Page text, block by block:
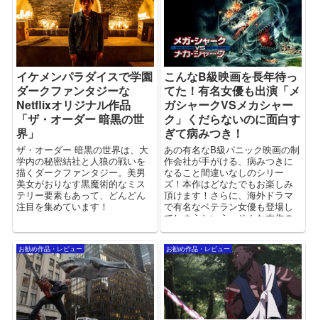
イケメンパラダイスで学園
ダークファンタジーな
Netflixオリジナル作品
「ザ・オーダー 暗黒の世
界」
ザ・オーダー 暗黒の世界は、大
学内の秘密結社と人狼の戦いを
描くダークファンタジー。美男
美女がおりなす黒魔術的なミス
テリー要素もあって、どんどん
注目を集めています！
こんなB級映画を長年待っ
てた！有名女優も出演「メ
ガシャークVSメカシャー
ク」くだらないのに面白す
ぎて病みつき！
あの有名なB級パニック映画の制
作会社が手がける、病みつきに
なること間違いなしのシリー
ズ！本作はどなたでもお楽しみ
頂けます！さらに、海外ドラマ
で有名なベテラン女優も登場し
てしまうという、そんな本作の
魅力とは！？
お勧め作品・レビュー お勧め作品・レビュー